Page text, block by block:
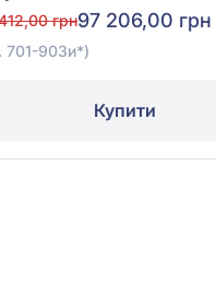
грн97 206,00 грн
701-903и*)
Купити